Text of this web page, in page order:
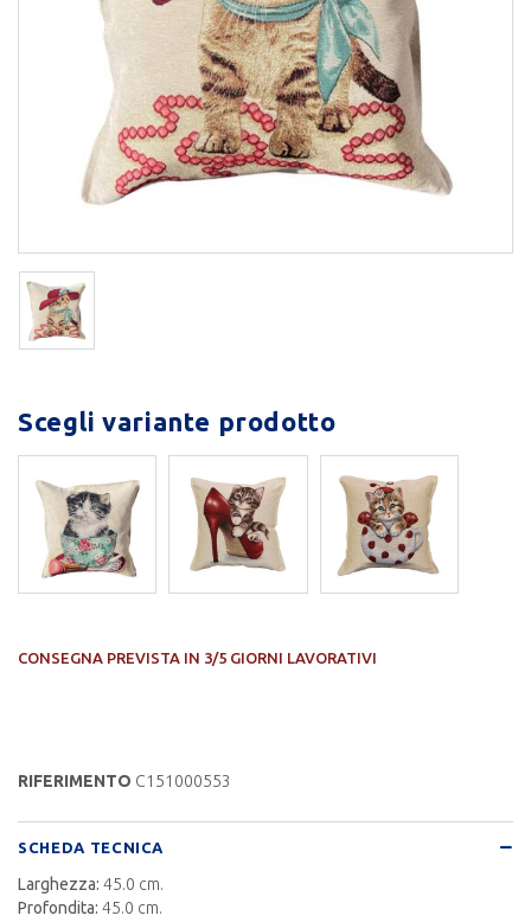
Scegli variante prodotto
CONSEGNA PREVISTA IN 3/5 GIORNI LAVORATIVI
RIFERIMENTO C151000553
SCHEDA TECNICA
Larghezza: 45.0 cm.
Profondita: 45.0 cm.